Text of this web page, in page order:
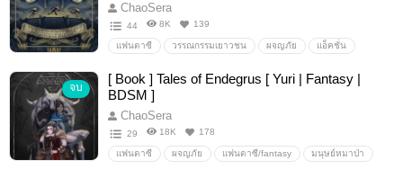
steampunk Scrappunk
ChaoSera
44 8K 139
แฟนตาซี วรรณกรรมเยาวชน ผจญภัย แอ็คชั่น
จบ
[ Book ] Tales of Endegrus [ Yuri | Fantasy |
BDSM ]
ChaoSera
29 18K 178
แฟนตาซี ผจญภัย แฟนตาซี/fantasy มนุษย์หมาป่า